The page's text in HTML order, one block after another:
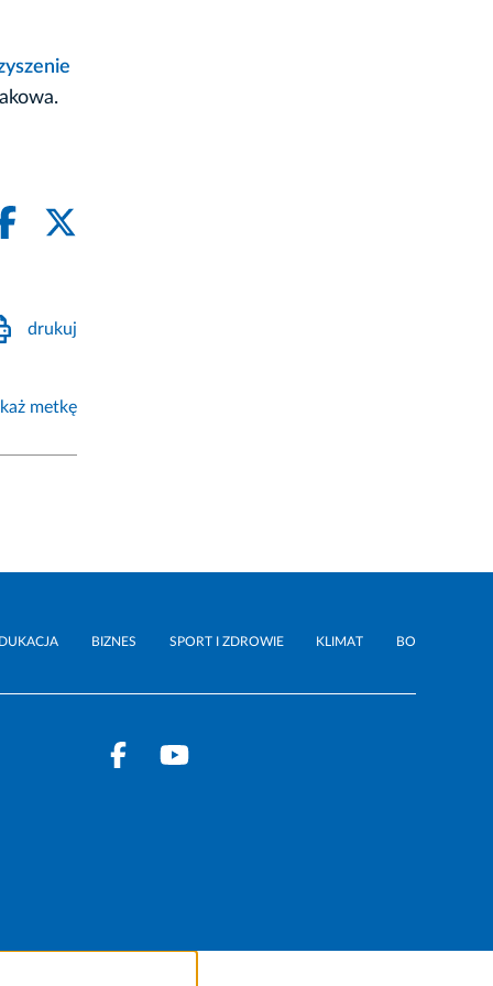
drukuj
metkę
BIZNES SPORT I ZDROWIE KLIMAT BO